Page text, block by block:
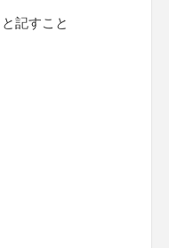
記すこと